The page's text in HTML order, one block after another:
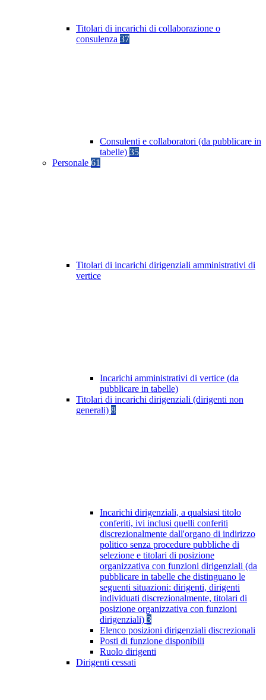
Titolari di incarichi di collaborazione o
consulenza 37
Consulenti e collaboratori (da pubblicare in
tabelle) 35
Personale 61
Titolari di incarichi dirigenziali amministrativi di
vertice
Incarichi amministrativi di vertice (da
pubblicare in tabelle)
Titolari di incarichi dirigenziali (dirigenti non
generali) 8
Incarichi dirigenziali, a qualsiasi titolo
conferiti, ivi inclusi quelli conferiti
discrezionalmente dall'organo di indirizzo
politico senza procedure pubbliche di
selezione e titolari di posizione
organizzativa con funzioni dirigenziali (da
pubblicare in tabelle che distinguano le
seguenti situazioni: dirigenti, dirigenti
individuati discrezionalmente, titolari di
posizione organizzativa con funzioni
dirigenziali) 3
Elenco posizioni dirigenziali discrezionali
Posti di funzione disponibili
Ruolo dirigenti
Dirigenti cessati